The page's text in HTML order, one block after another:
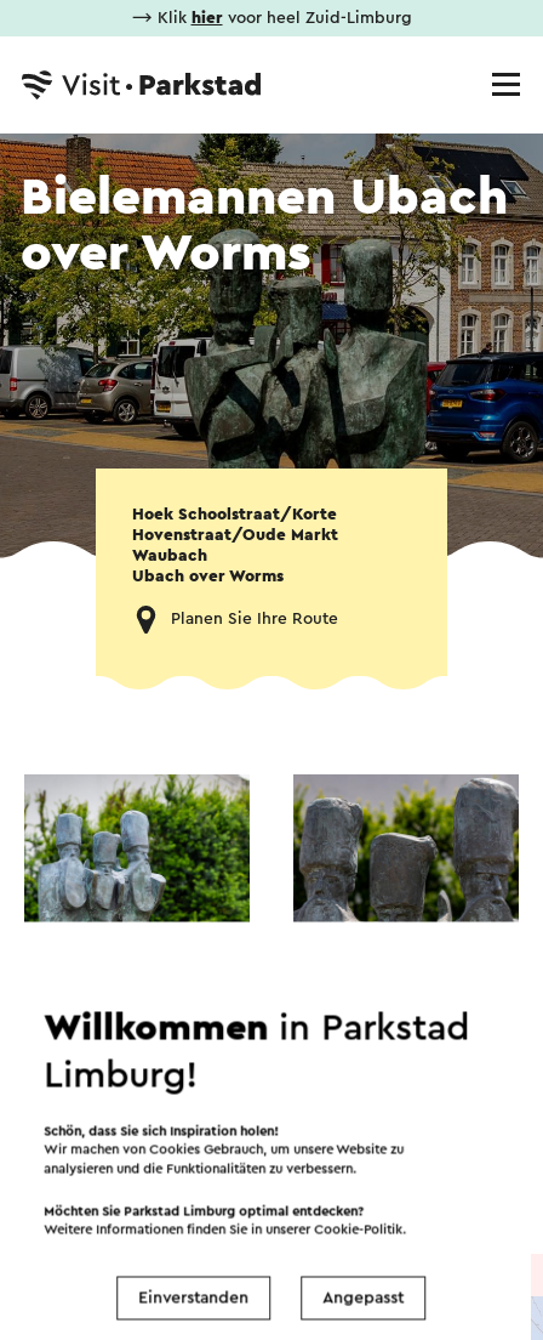
⟶ Klik hiervoor heel Zuid-Limburg
Bielemannen Ubach
over Worms
Hoek Schoolstraat/Korte
Hovenstraat/Oude Markt
Waubach
Ubach over Worms
Planen Sie Ihre Route
Routen in der Region
Willkommen in Parkstad
Limburg!
Schön, dass Sie sich Inspiration holen!
Wir machen von Cookies Gebrauch, um unsere Website zu
analysieren und die Funktionalitäten zu verbessern.
Möchten Sie Parkstad Limburg optimal entdecken?
Weitere Informationen finden Sie in unsererCookie-Politik.
Einverstanden Angepasst